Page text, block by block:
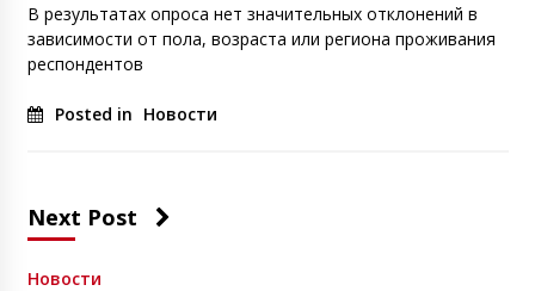
В результатах опроса нет значительных отклонений в
зависимости от пола, возраста или региона проживания
респондентов
Posted in Новости
Next Post
Новости